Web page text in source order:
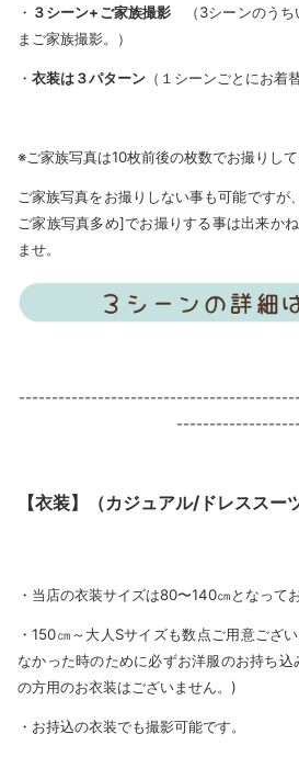
・ ３シーン+ご家族撮影 （3シーンのうち
まご家族撮影。）
・ 衣装は３パターン （１シーンごとにお着
※ご家族写真は10枚前後の枚数でお撮りして
ご家族写真をお撮りしない事も可能ですが
ご家族写真多め]でお撮りする事は出来か
ませ。
【衣装】（カジュアル/ドレススー
・当店の衣装サイズは80〜140㎝となって
・150㎝～大人Sサイズも数点ご用意ござ
なかった時のために必ずお洋服のお持ち
の方用のお衣装はございません。)
・お持込の衣装でも撮影可能です。